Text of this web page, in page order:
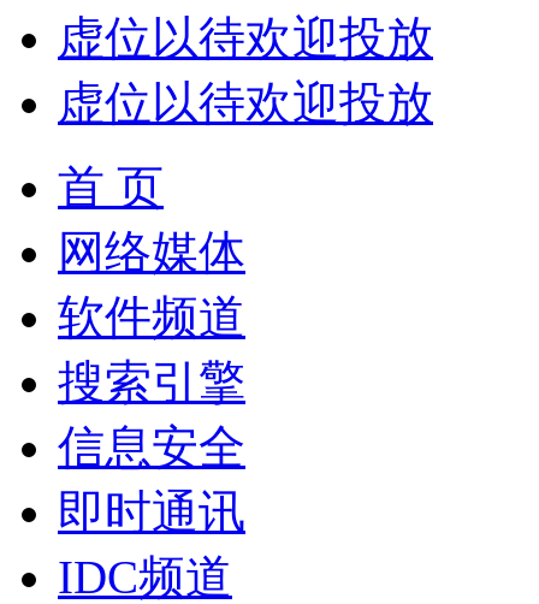
虚位以待欢迎投放
虚位以待欢迎投放
首 页
网络媒体
软件频道
搜索引擎
信息安全
即时通讯
IDC频道